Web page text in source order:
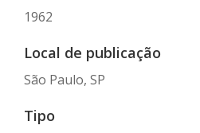
1962
Local de publicação
São Paulo, SP
Tipo